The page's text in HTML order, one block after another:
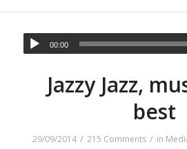
00:00
Jazzy Jazz,
best
29/09/2014 / 215 Comments / in